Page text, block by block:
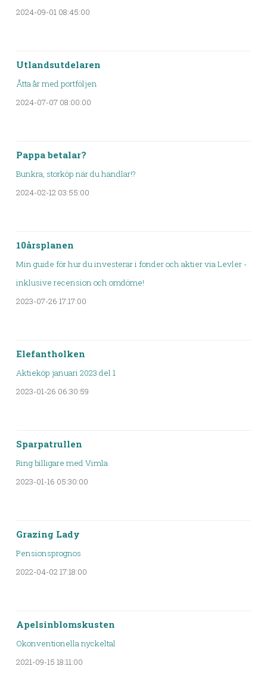
2024-09-01 08:45:00
Utlandsutdelaren
Åtta år med portföljen
2024-07-07 08:00:00
Pappa betalar?
Bunkra, storköp när du handlar!?
2024-02-12 03:55:00
10årsplanen
Min guide för hur du investerar i fonder och aktier via Levler -
inklusive recension och omdöme!
2023-07-26 17:17:00
Elefantholken
Aktieköp januari 2023 del 1
2023-01-26 06:30:59
Sparpatrullen
Ring billigare med Vimla
2023-01-16 05:30:00
Grazing Lady
Pensionsprognos
2022-04-02 17:18:00
Apelsinblomskusten
Okonventionella nyckeltal
2021-09-15 18:11:00